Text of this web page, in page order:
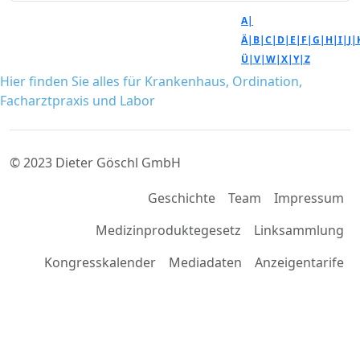
A|
Ä| B|C| D| E| F|G| H|I| J|
Ü|V|W|X|Y|Z
Hier finden Sie alles für Krankenhaus, Ordination,
Facharztpraxis und Labor
© 2023 Dieter Göschl GmbH
Geschichte
Team
Impressum
Medizinproduktegesetz
Linksammlung
Kongresskalender
Mediadaten Anzeigentarife